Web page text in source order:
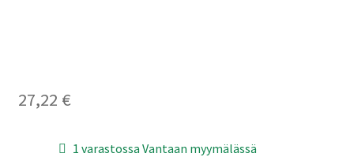
27,22 €
1 varastossa Vantaan myymälässä